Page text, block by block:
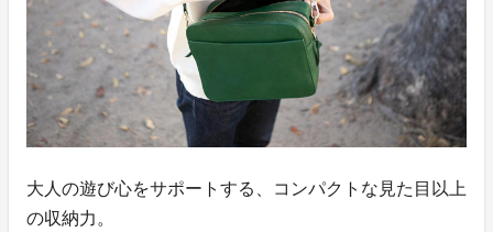
大人の遊び心をサポートする、コンパクトな見た目以上
の収納力。